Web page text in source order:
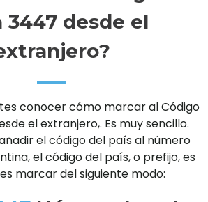
3447 desde el
conocer cómo marcar al Código
el extranjero,. Es muy sencillo.
el código del país al número
el código del país, o prefijo, es
marcar del siguiente modo: